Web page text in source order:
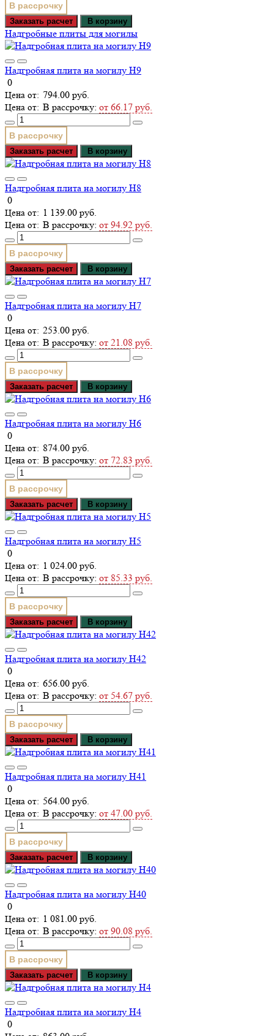
В рассрочку
Заказать расчет В корзину
Надгробные плиты для могилы
Надгробная плита на могилу Н9
0
794.00 руб.
В рассрочку: от 66.17 руб.
В рассрочку
Заказать расчет В корзину
Надгробная плита на могилу Н8
0
1 139.00 руб.
В рассрочку: от 94.92 руб.
В рассрочку
Заказать расчет В корзину
Надгробная плита на могилу Н7
0
253.00 руб.
В рассрочку: от 21.08 руб.
В рассрочку
Заказать расчет В корзину
Надгробная плита на могилу Н6
0
874.00 руб.
В рассрочку: от 72.83 руб.
В рассрочку
Заказать расчет В корзину
Надгробная плита на могилу Н5
0
1 024.00 руб.
В рассрочку: от 85.33 руб.
В рассрочку
Заказать расчет В корзину
Надгробная плита на могилу Н42
0
656.00 руб.
В рассрочку: от 54.67 руб.
В рассрочку
Заказать расчет В корзину
Надгробная плита на могилу Н41
0
564.00 руб.
В рассрочку: от 47.00 руб.
В рассрочку
Заказать расчет В корзину
Надгробная плита на могилу Н40
0
1 081.00 руб.
В рассрочку: от 90.08 руб.
В рассрочку
Заказать расчет В корзину
Надгробная плита на могилу Н4
0